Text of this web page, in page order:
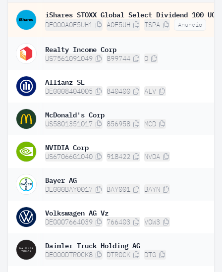
DE000A0F5UH1 A0F5UH ISPA Anuncio
Realty Income Corp
US7561091049 899744 O
Allianz SE
DE0008404005 840400 ALV
McDonald's Corp
US5801351017 856958 MCD
NVIDIA Corp
US67066G1040 918422 NVDA
Bayer AG
DE000BAY0017 BAY001 BAYN
Volkswagen AG Vz
DE0007664039 766403 VOW3
Daimler Truck Holding AG
DE000DTR0CK8 DTR0CK DTG